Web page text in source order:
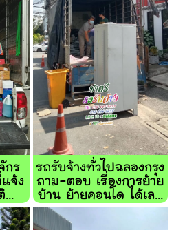
กร
จ้ง
...
รถรับจ้างทั่วไปฉลองกรุง
ถาม-ตอบ เรื่องการย้าย
บ้าน ย้ายคอนโด ได้เล...